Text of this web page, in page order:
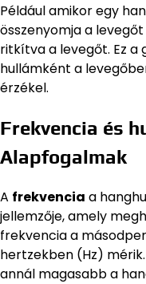
Például amikor egy
összenyomja a
ritkítva a levegőt. Ez a
hullámként a
érzékel.
Frekvencia és
Alapfogalmak
A frekvencia a
jellemzője, amely
frekvencia a
hertzekben (Hz)
annál magasabb a